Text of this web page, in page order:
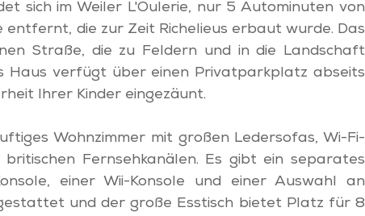
sich im Weiler L'Oulerie, nur 5 Autominuten von
die zur Zeit Richelieus erbaut wurde. Das
Straße, die zu Feldern und in die Landschaft
Haus verfügt über einen Privatparkplatz abseits
Ihrer Kinder eingezäunt.
Wohnzimmer mit großen Ledersofas, Wi-Fi-
Fernsehkanälen. Es gibt ein separates
einer Wii-Konsole und einer Auswahl an
und der große Esstisch bietet Platz für 8